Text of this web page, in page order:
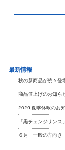
最新情報
秋の新商品が続々登
商品値上げのお知ら
2026 夏季休暇のお
「黒チェンジリンス
６月 一般の方向き